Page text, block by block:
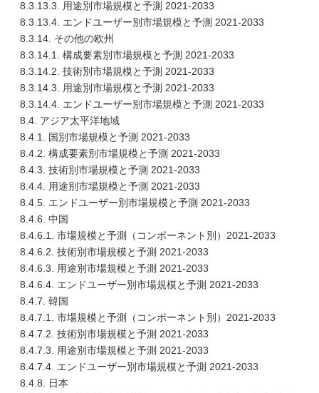
8.3.13.3. 用途別市場規模と予測 2021-2033
8.3.13.4. エンドユーザー別市場規模と予測 2021-2033
8.3.14. その他の欧州
8.3.14.1. 構成要素別市場規模と予測 2021-2033
8.3.14.2. 技術別市場規模と予測 2021-2033
8.3.14.3. 用途別市場規模と予測 2021-2033
8.3.14.4. エンドユーザー別市場規模と予測 2021-2033
8.4. アジア太平洋地域
8.4.1. 国別市場規模と予測 2021-2033
8.4.2. 構成要素別市場規模と予測 2021-2033
8.4.3. 技術別市場規模と予測 2021-2033
8.4.4. 用途別市場規模と予測 2021-2033
8.4.5. エンドユーザー別市場規模と予測 2021-2033
8.4.6. 中国
8.4.6.1. 市場規模と予測（コンポーネント別）2021-2033
8.4.6.2. 技術別市場規模と予測 2021-2033
8.4.6.3. 用途別市場規模と予測 2021-2033
8.4.6.4. エンドユーザー別市場規模と予測 2021-2033
8.4.7. 韓国
8.4.7.1. 市場規模と予測（コンポーネント別）2021-2033
8.4.7.2. 技術別市場規模と予測 2021-2033
8.4.7.3. 用途別市場規模と予測 2021-2033
8.4.7.4. エンドユーザー別市場規模と予測 2021-2033
8.4.8. 日本